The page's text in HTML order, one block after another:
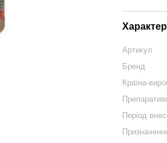
Артикул
Бренд
Країна-
Період